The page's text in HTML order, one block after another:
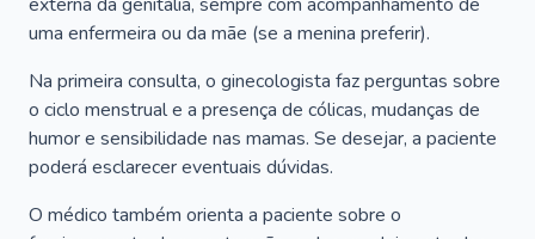
uma enfermeira ou da mãe (se a menina preferir).
Na primeira consulta, o ginecologista faz perguntas sobre
o ciclo menstrual e a presença de cólicas, mudanças de
humor e sensibilidade nas mamas. Se desejar, a paciente
poderá esclarecer eventuais dúvidas.
O médico também orienta a paciente sobre o